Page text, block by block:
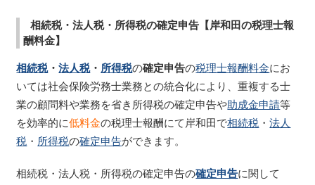
相続税・法人税・所得税の確定申告【岸和田の税理士報
酬料金】
相続税・法人税・ 所得税の確定申告の税理士報酬料金にお
いては社会保険労務士業務との統合化により、重複する士
業の顧問料や業務を省き所得税の確定申告や助成金申請等
を効率的に低料金の税理士報酬にて岸和田で相続税 ・法人
税 ・ 所得税の確定申告ができます。
相続税・法人税・所得税の確定申告の確定申告に関して